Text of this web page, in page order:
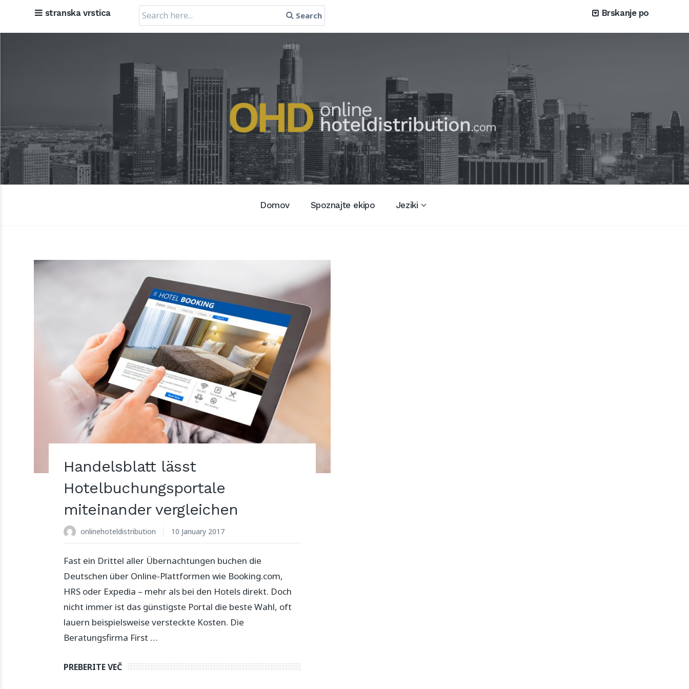
stranska vrstica
Search
for:
Search Brskanje po
Domov Spoznajte ekipo Jeziki
Handelsblatt lässt
Hotelbuchungsportale
miteinander vergleichen
onlinehoteldistribution 10 January 2017
Fast ein Drittel aller Übernachtungen buchen die
Deutschen über Online-Plattformen wie Booking.com,
HRS oder Expedia – mehr als bei den Hotels direkt. Doch
nicht immer ist das günstigste Portal die beste Wahl, oft
lauern beispielsweise versteckte Kosten. Die
Beratungsfirma First …
PREBERITE VEČ